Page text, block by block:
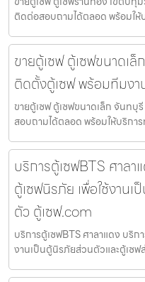
ติดต่อสอบถามได้ตลอด พร้อมให้
ขายตู้เซฟ ตู้เซฟขนาดเ
ติดตั้งตู้เซฟ พร้อมทีมง
ขายตู้เซฟ ตู้เซฟขนาดเล็ก จันท
สอบถามได้ตลอด พร้อมให้บริกา
บริการตู้เซฟBTS ศาลา
ตู้เซฟนิรภัย เพื่อใช้งาน
ตัว ตู้เซฟ.com
บริการตู้เซฟBTS ศาลาแดง บริก
งานเป็นตู้นิรภัยส่วนตัวและตู้เซ